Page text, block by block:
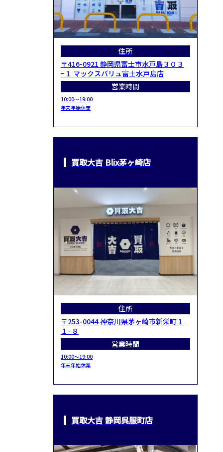
住所
〒416-0921 静岡県富士市水戸島３０３
−１ マックスバリュ富士水戸島店
営業時間
10:00～19:00
年末年始休業
買取大吉 Blix茅ヶ崎店
住所
〒253-0044 神奈川県茅ヶ崎市新栄町１
１−８
営業時間
10:00～19:00
年末年始休業
買取大吉 静岡呉服町店